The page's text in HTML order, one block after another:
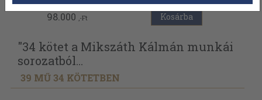
98.000 ,-Ft Kosárba
"34 kötet a Mikszáth Kálmán munkái
sorozatból...
39 MŰ 34 KÖTETBEN